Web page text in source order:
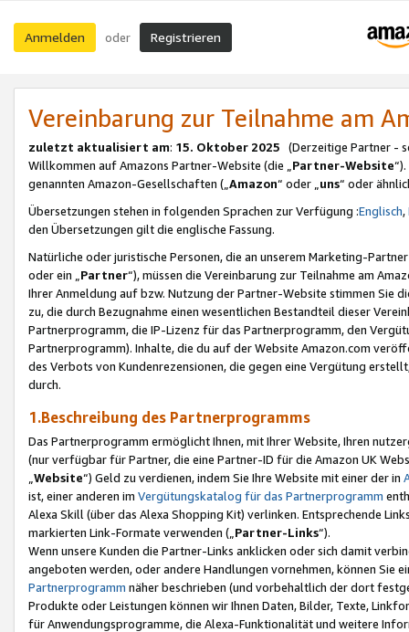
Anmelden oder Registrieren
Vereinbarung zur Teilnahme am
zuletzt aktualisiert am: 15. Oktober 2025 (Derzeitige Partner -
Willkommen auf Amazons Partner-Website (die „Partner-Website
genannten Amazon-Gesellschaften („Amazon“ oder „uns“ oder
Übersetzungen stehen in folgenden Sprachen zur Verfügung :Englisch,
den Übersetzungen gilt die englische Fassung.
Natürliche oder juristische Personen, die an unserem Marketing-
oder ein „Partner“), müssen die Vereinbarung zur Teilnahme am
Ihrer Anmeldung auf bzw. Nutzung der Partner-Website stimmen Sie
zu, die durch Bezugnahme einen wesentlichen Bestandteil dieser
Partnerprogramm, die IP-Lizenz für das Partnerprogramm, den
Partnerprogramm). Inhalte, die du auf der Website Amazon.com
des Verbots von Kundenrezensionen, die gegen eine Vergütung
durch.
1.Beschreibung des Partnerprogramms
Das Partnerprogramm ermöglicht Ihnen, mit Ihrer Website, Ihren
(nur verfügbar für Partner, die eine Partner-ID für die Amazon UK
Website“) Geld zu verdienen, indem Sie Ihre Website mit einer der in
ist, einer anderen im Vergütungskatalog für das Partnerprogramm
Alexa Skill (über das Alexa Shopping Kit) verlinken. Entsprechende
markierten Link-Formate verwenden („ Partner-Links“).
Wenn unsere Kunden die Partner-Links anklicken oder sich damit
angeboten werden, oder andere Handlungen vornehmen, können Sie
Partnerprogramm näher beschrieben (und vorbehaltlich der dort
Produkte oder Leistungen können wir Ihnen Daten, Bilder, Texte,
für Anwendungsprogramme, die Alexa-Funktionalität und weitere